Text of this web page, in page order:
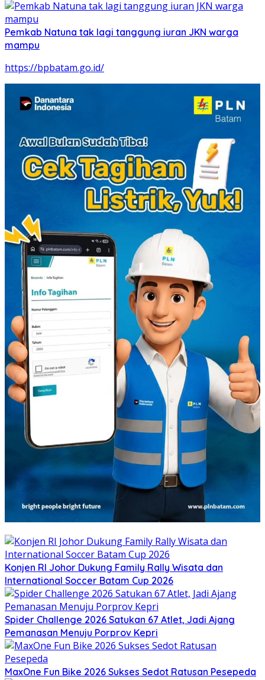
Pemkab Natuna tak lagi tanggung iuran JKN warga
mampu
https://bpbatam.go.id/
Konjen RI Johor Dukung Family Rally Wisata dan
International Soccer Batam Cup 2026
Spider Challenge 2026 Satukan 67 Atlet, Jadi Ajang
Pemanasan Menuju Porprov Kepri
MaxOne Fun Bike 2026 Sukses Sedot Ratusan Pesepeda